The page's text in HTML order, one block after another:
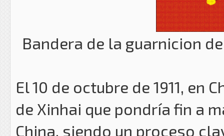
Bandera de la guarnicion
El 10 de octubre de 1911,
de Xinhai que pondría fin a
China, siendo un proceso